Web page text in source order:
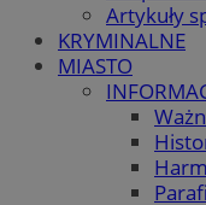
Artykuły
KRYMINALNE
MIASTO